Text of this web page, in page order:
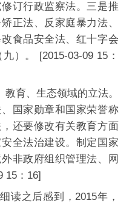
订行政监察法。三是推
正法、反家庭暴力法、
食品安全法、红十字会
）。 [2015-03-09 15：
育、生态领域的立法。
国家勋章和国家荣誉称
还要修改有关教育方面
全法治建设。制定国家
非政府组织管理法、网
15：16]
读之后感到，2015年，